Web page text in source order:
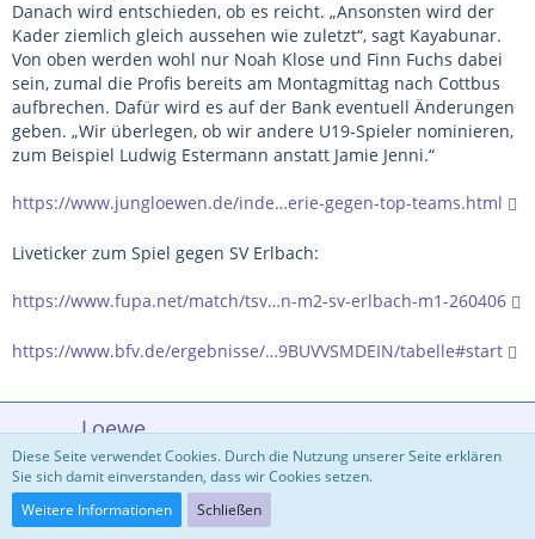
Danach wird entschieden, ob es reicht. „Ansonsten wird der
Kader ziemlich gleich aussehen wie zuletzt“, sagt Kayabunar.
Von oben werden wohl nur Noah Klose und Finn Fuchs dabei
sein, zumal die Profis bereits am Montagmittag nach Cottbus
aufbrechen. Dafür wird es auf der Bank eventuell Änderungen
geben. „Wir überlegen, ob wir andere U19-Spieler nominieren,
zum Beispiel Ludwig Estermann anstatt Jamie Jenni.“
https://www.jungloewen.de/inde…erie-gegen-top-teams.html
Liveticker zum Spiel gegen SV Erlbach:
https://www.fupa.net/match/tsv…n-m2-sv-erlbach-m1-260406
https://www.bfv.de/ergebnisse/…9BUVVSMDEIN/tabelle#start
Loewe
Kaiser
Diese Seite verwendet Cookies. Durch die Nutzung unserer Seite erklären
Sie sich damit einverstanden, dass wir Cookies setzen.
Weitere Informationen
Schließen